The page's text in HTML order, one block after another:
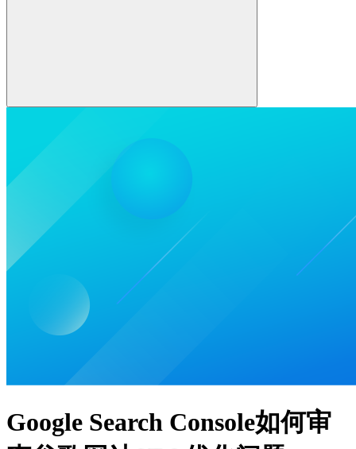
Google Search Console如何审